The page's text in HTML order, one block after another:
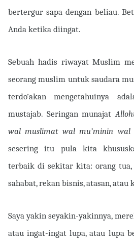
bertergur sapa dengan beliau.
Anda ketika diingat.
Sebuah hadis riwayat Muslim
seorang muslim untuk saudara
terdo’akan mengetahuinya
mustajab. Seringan munajat
wal muslimat wal mu’minin wal
sesering itu pula kita
terbaik di sekitar kita: orang tua,
sahabat, rekan bisnis, atasan, atau
Saya yakin seyakin-yakinnya,
atau ingat-ingat lupa, atau lupa